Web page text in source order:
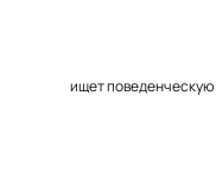
ищет поведенческую